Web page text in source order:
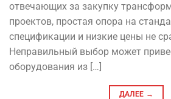
отвечающих за закупку
проектов, простая опора на
спецификации и низкие цены не
Неправильный выбор может
оборудования из […]
ДАЛЕЕ →